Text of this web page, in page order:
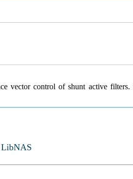
vector control of shunt active filters.
LibNAS